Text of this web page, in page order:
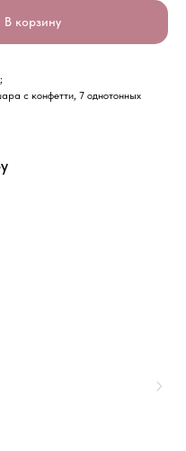
В корзину
с конфетти, 7 однотонных